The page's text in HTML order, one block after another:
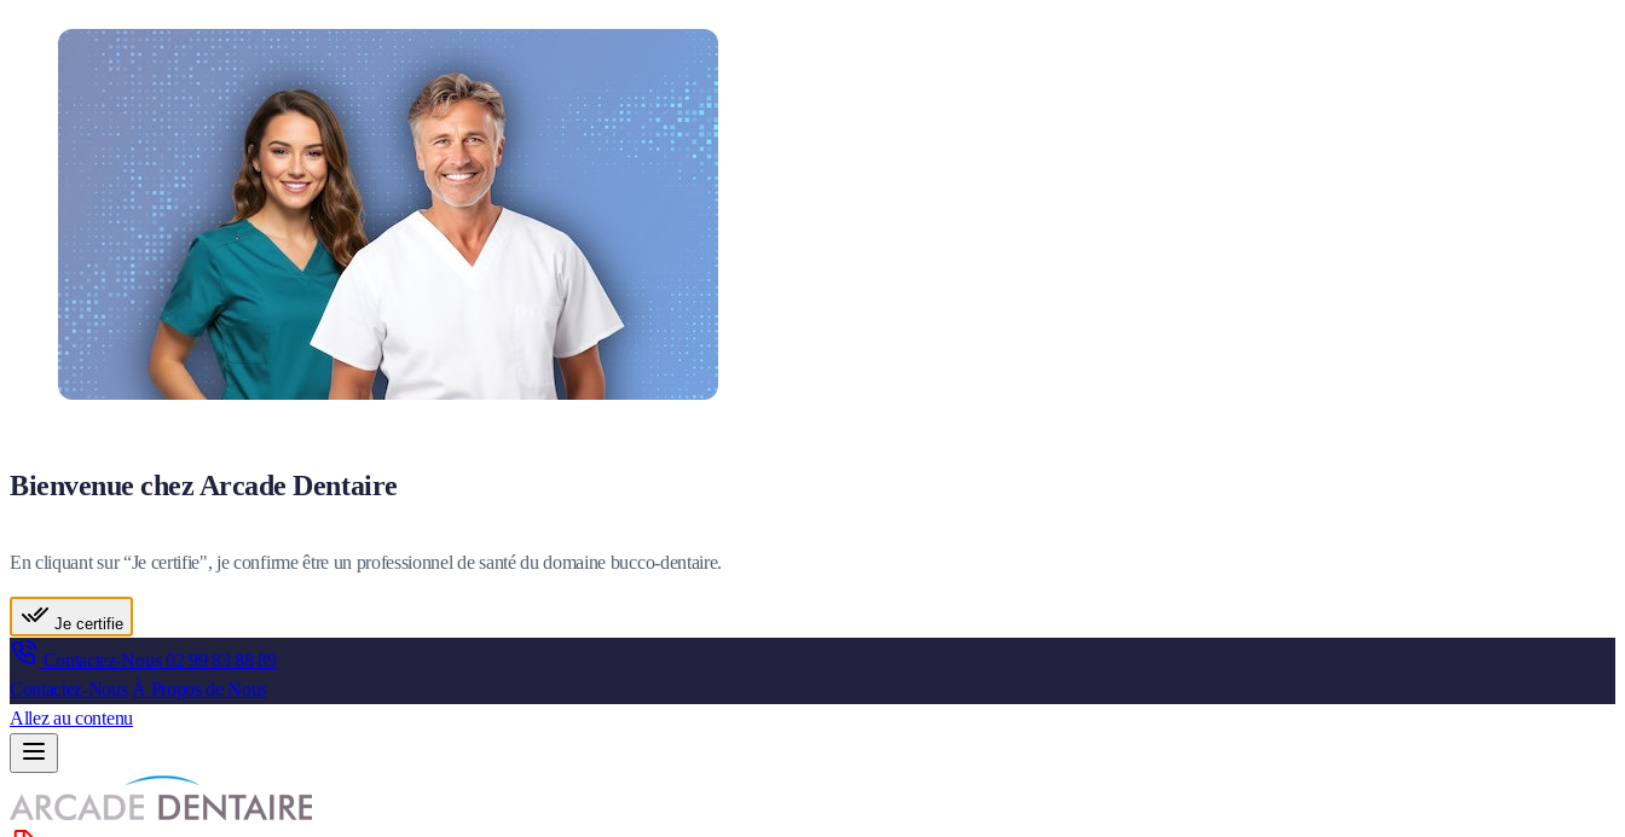
Bienvenue chez Arcade Dentaire
En cliquant sur “Je certifie", je confirme être un professionnel de santé du domaine bucco-dentaire.
Je certifie
Contactez-Nous02 99 83 88 89
Contactez-Nous À Propos de Nous
Allez au contenu